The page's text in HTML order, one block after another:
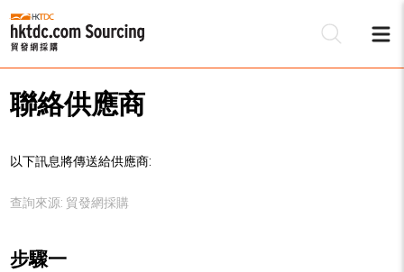
聯絡供應商
以下訊息將傳送給供應商:
查詢來源: 貿發網採購
步驟一